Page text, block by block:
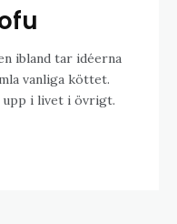
ibland tar idéerna
vanliga köttet.
i livet i övrigt.